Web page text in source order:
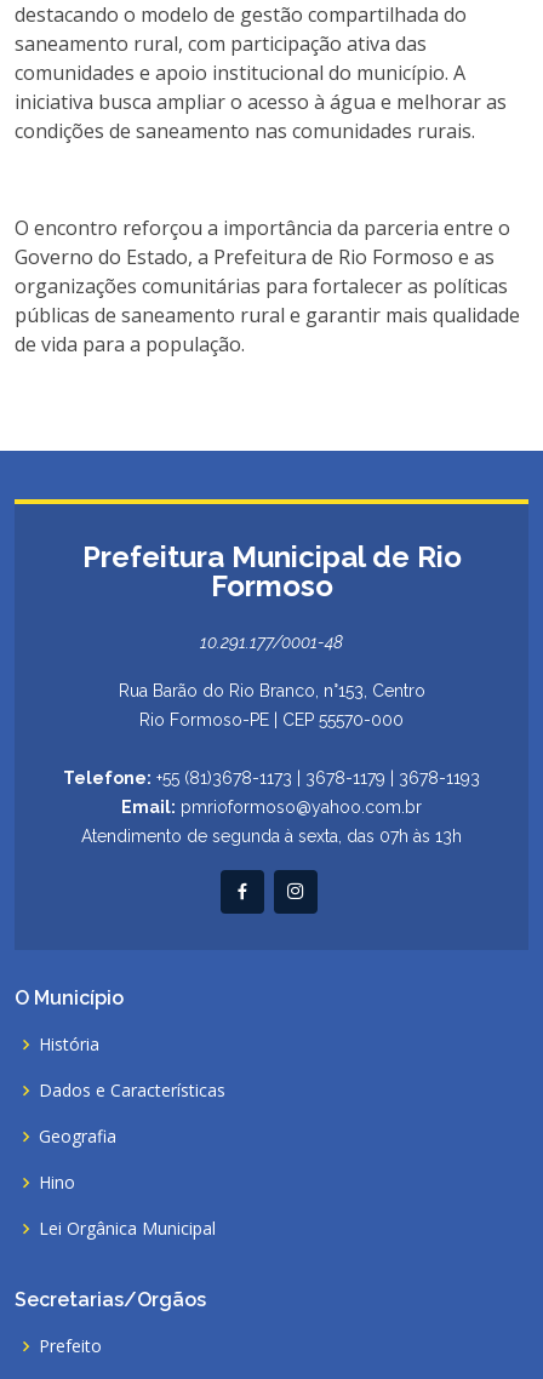
destacando o modelo de gestão compartilhada do
saneamento rural, com participação ativa das
comunidades e apoio institucional do município. A
iniciativa busca ampliar o acesso à água e melhorar as
condições de saneamento nas comunidades rurais.
O encontro reforçou a importância da parceria entre o
Governo do Estado, a Prefeitura de Rio Formoso e as
organizações comunitárias para fortalecer as políticas
públicas de saneamento rural e garantir mais qualidade
de vida para a população.
Prefeitura Municipal de Rio
Formoso
10.291.177/0001-48
Rua Barão do Rio Branco, n°153, Centro
Rio Formoso-PE | CEP 55570-000
Telefone: +55 (81)3678-1173 | 3678-1179 | 3678-1193
Email: pmrioformoso@yahoo.com.br
Atendimento de segunda à sexta, das 07h às 13h
O Município
História
Dados e Características
Geografia
Hino
Lei Orgânica Municipal
Secretarias/Orgãos
Prefeito